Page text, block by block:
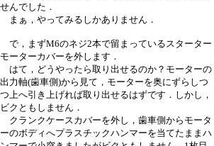
せんでした．
まぁ，やってみるしかありません．
で，まずM6のネジ2本で留まっているスターター
モーターカバーを外します．
はて，どうやったら取り出せるのか？モーターの
出力軸(歯車側)から見て，モーターを奥にずらしつ
つ上へ引き上げれば取り出せるはずです．しかし，
ビクともしません．
クランクケースカバーを外し，歯車側からモータ
ーのボディへプラスチックハンマーを当てたままハ